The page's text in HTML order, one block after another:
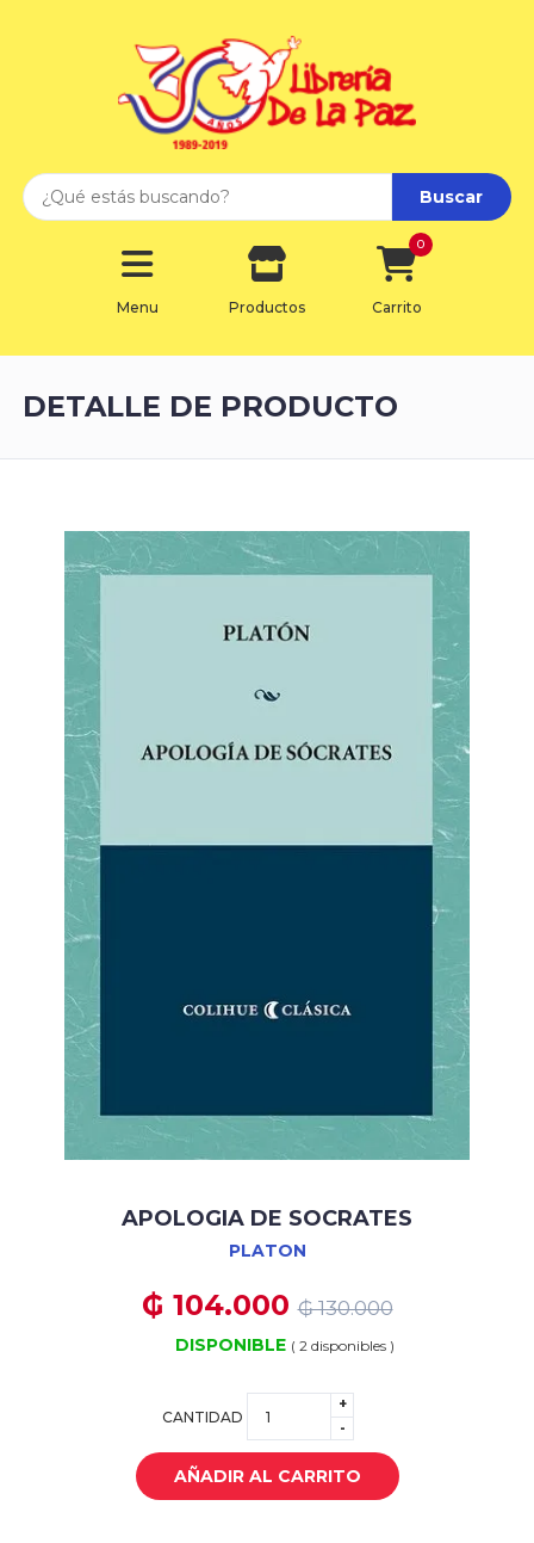
Buscar
Menu Productos Carrito
0
DETALLE DE PRODUCTO
APOLOGIA DE SOCRATES
PLATON
₲ 104.000₲ 130.000
DISPONIBLE ( 2 disponibles )
CANTIDAD
+
-
AÑADIR AL CARRITO